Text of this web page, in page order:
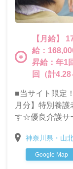
【月給】
給：
昇給：年1
回（計4.28
■当サイト限定
月分】特別養
す☆優良介護サ
方、お待ちして
神奈川県・山
Google Map